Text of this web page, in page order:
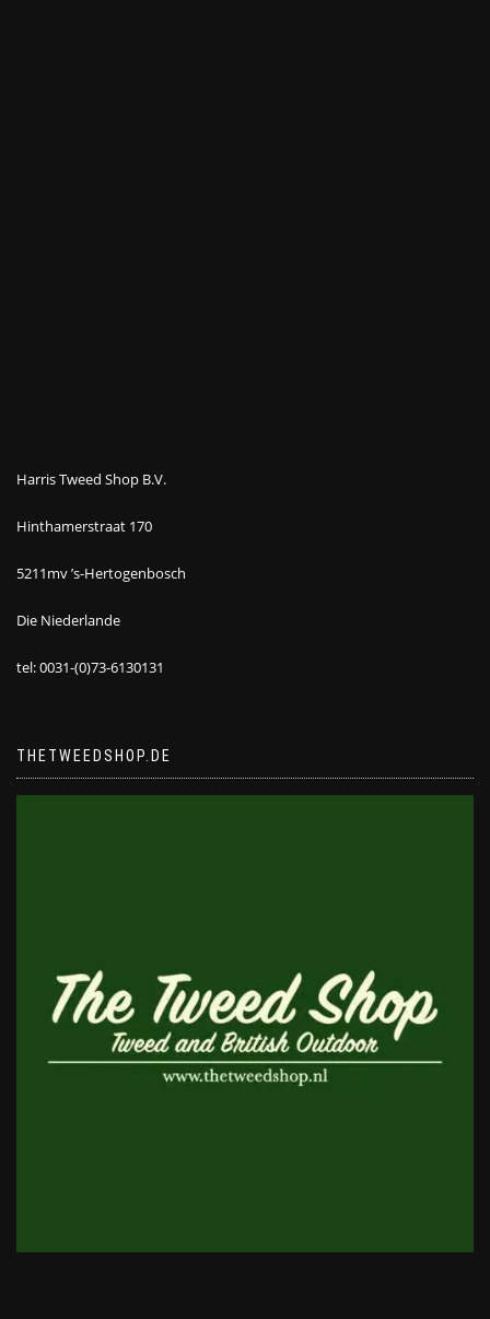
Harris Tweed Shop B.V.
Hinthamerstraat 170
5211mv ’s-Hertogenbosch
Die Niederlande
tel: 0031-(0)73-6130131
THETWEEDSHOP.DE